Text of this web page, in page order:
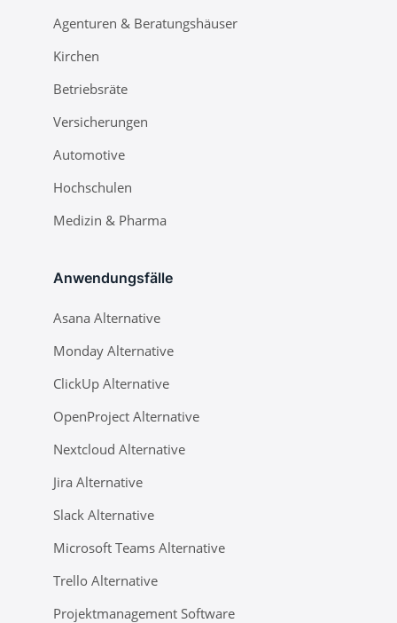
Agenturen & Beratungshäuser
Kirchen
Betriebsräte
Versicherungen
Automotive
Hochschulen
Medizin & Pharma
Anwendungsfälle
Asana Alternative
Monday Alternative
ClickUp Alternative
OpenProject Alternative
Nextcloud Alternative
Jira Alternative
Slack Alternative
Microsoft Teams Alternative
Trello Alternative
Projektmanagement Software